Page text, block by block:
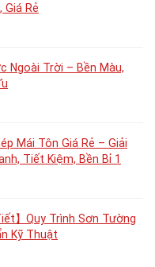
Giá Rẻ
Ngoài Trời – Bền Màu,
Mái Tôn Giá Rẻ – Giải
Tiết Kiệm, Bền Bỉ 1
】Quy Trình Sơn Tường
Kỹ Thuật